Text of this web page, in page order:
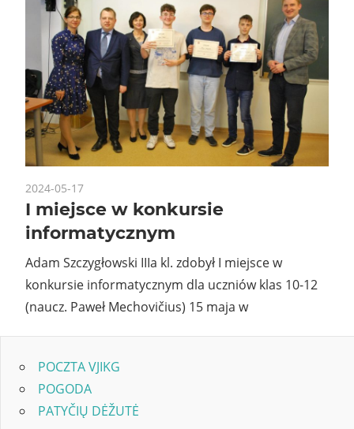
2024-05-17
I miejsce w konkursie
informatycznym
Adam Szczygłowski IIIa kl. zdobył I miejsce w
konkursie informatycznym dla uczniów klas 10-12
(naucz. Paweł Mechovičius) 15 maja w
POCZTA VJIKG
POGODA
PATYČIŲ DĖŽUTĖ